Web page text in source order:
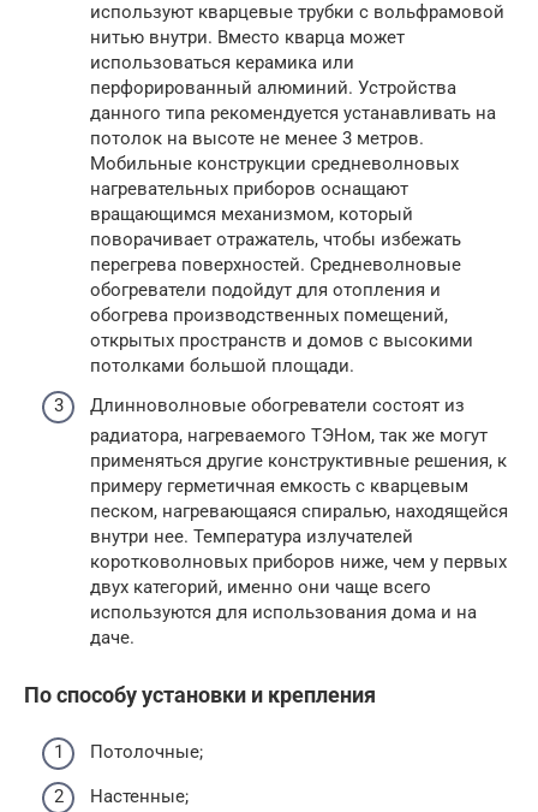
используют кварцевые трубки с вольфрамовой
нитью внутри. Вместо кварца может
использоваться керамика или
перфорированный алюминий. Устройства
данного типа рекомендуется устанавливать на
потолок на высоте не менее 3 метров.
Мобильные конструкции средневолновых
нагревательных приборов оснащают
вращающимся механизмом, который
поворачивает отражатель, чтобы избежать
перегрева поверхностей. Средневолновые
обогреватели подойдут для отопления и
обогрева производственных помещений,
открытых пространств и домов с высокими
потолками большой площади.
Длинноволновые обогреватели состоят из
радиатора, нагреваемого ТЭНом, так же могут
применяться другие конструктивные решения, к
примеру герметичная емкость с кварцевым
песком, нагревающаяся спиралью, находящейся
внутри нее. Температура излучателей
коротковолновых приборов ниже, чем у первых
двух категорий, именно они чаще всего
используются для использования дома и на
даче.
По способу установки и крепления
Потолочные;
Настенные;